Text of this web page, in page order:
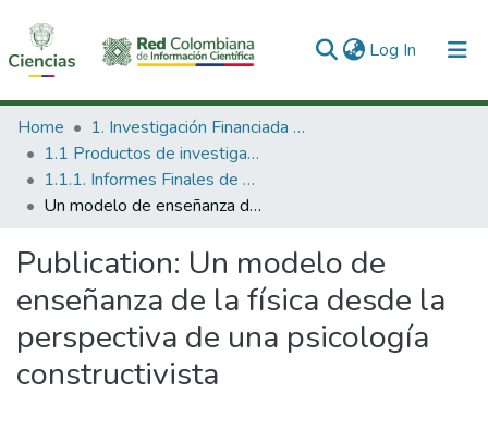
Log In (current)
Communities & Collections
All of DSpace
Statistics
Home
1. Investigación Financiada con Recursos Públicos
1.1 Productos de investigación
1.1.1. Informes Finales de Proyectos de Investigación
Un modelo de enseñanza de la física desde la perspectiva de una psicología constructivista
Publication: Un modelo de
enseñanza de la física desde la
perspectiva de una psicología
constructivista